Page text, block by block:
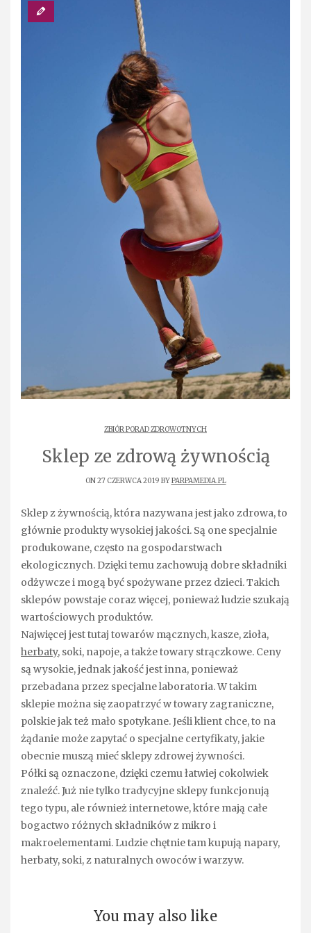
ZBIÓR PORAD ZDROWOTNYCH
Sklep ze zdrową żywnością
ON 27 CZERWCA 2019 BYPARPAMEDIA.PL
Sklep z żywnością, która nazywana jest jako zdrowa, to
głównie produkty wysokiej jakości. Są one specjalnie
produkowane, często na gospodarstwach
ekologicznych. Dzięki temu zachowują dobre składniki
odżywcze i mogą być spożywane przez dzieci. Takich
sklepów powstaje coraz więcej, ponieważ ludzie szukają
wartościowych produktów.
Najwięcej jest tutaj towarów mącznych, kasze, zioła,
herbaty, soki, napoje, a także towary strączkowe. Ceny
są wysokie, jednak jakość jest inna, ponieważ
przebadana przez specjalne laboratoria. W takim
sklepie można się zaopatrzyć w towary zagraniczne,
polskie jak też mało spotykane. Jeśli klient chce, to na
żądanie może zapytać o specjalne certyfikaty, jakie
obecnie muszą mieć sklepy zdrowej żywności.
Półki są oznaczone, dzięki czemu łatwiej cokolwiek
znaleźć. Już nie tylko tradycyjne sklepy funkcjonują
tego typu, ale również internetowe, które mają całe
bogactwo różnych składników z mikro i
makroelementami. Ludzie chętnie tam kupują napary,
herbaty, soki, z naturalnych owoców i warzyw.
You may also like